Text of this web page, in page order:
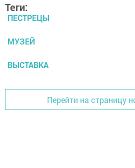
Теги:
ПЕСТРЕЦЫ
МУЗЕЙ
ВЫСТАВКА
Перейти на страницу